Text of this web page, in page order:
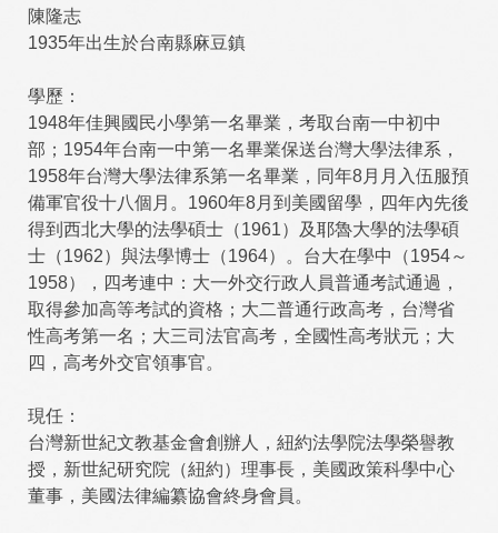
陳隆志
1935年出生於台南縣麻豆鎮
學歷：
1948年佳興國民小學第一名畢業，考取台南一中初中
部；1954年台南一中第一名畢業保送台灣大學法律系，
1958年台灣大學法律系第一名畢業，同年8月月入伍服預
備軍官役十八個月。1960年8月到美國留學，四年內先後
得到西北大學的法學碩士（1961）及耶魯大學的法學碩
士（1962）與法學博士（1964）。台大在學中（1954～
1958），四考連中：大一外交行政人員普通考試通過，
取得參加高等考試的資格；大二普通行政高考，台灣省
性高考第一名；大三司法官高考，全國性高考狀元；大
四，高考外交官領事官。
現任：
台灣新世紀文教基金會創辦人，紐約法學院法學榮譽教
授，新世紀研究院（紐約）理事長，美國政策科學中心
董事，美國法律編纂協會終身會員。